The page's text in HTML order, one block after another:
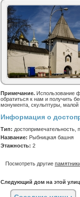
Примечание. Использование
обратиться к нам и получить
монумента, скульптуры, малой
Информация о
Тип: достопримечательность,
Название: Рыбницкая башня
Этажность: 2
Посмотреть другие
Следующий дом на этой